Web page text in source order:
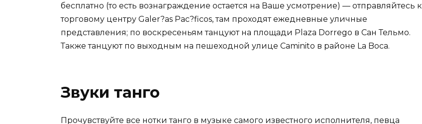
бесплатно (то есть вознаграждение остается на Ваше усмотрение) — отправляйтесь к
торговому центру Galer?as Pac?ficos, там проходят ежедневные уличные
представления; по воскресеньям танцуют на площади Plaza Dorrego в Сан Тельмо.
Также танцуют по выходным на пешеходной улице Caminito в районе La Boca.
Звуки танго
Прочувствуйте все нотки танго в музыке самого известного исполнителя, певца